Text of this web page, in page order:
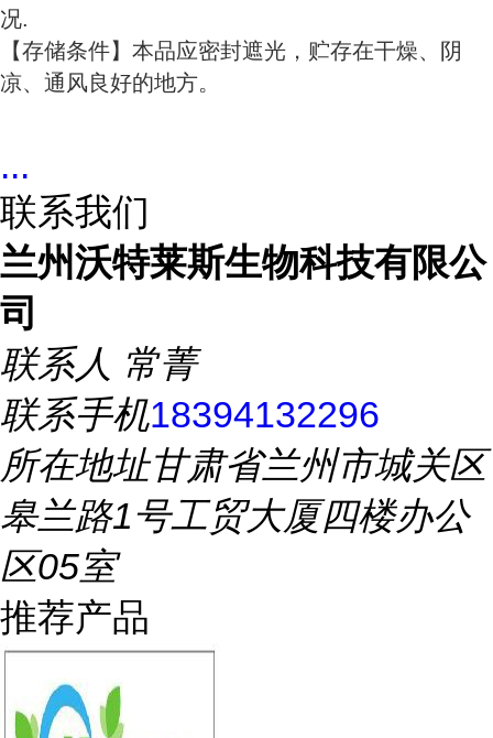
况.
【存储条件】本品应密封遮光，贮存在干燥、阴
凉、通风良好的地方。
...
联系我们
兰州沃特莱斯生物科技有限公
司
联系人 常菁
联系手机18394132296
所在地址甘肃省兰州市城关区
皋兰路1号工贸大厦四楼办公
区05室
推荐产品